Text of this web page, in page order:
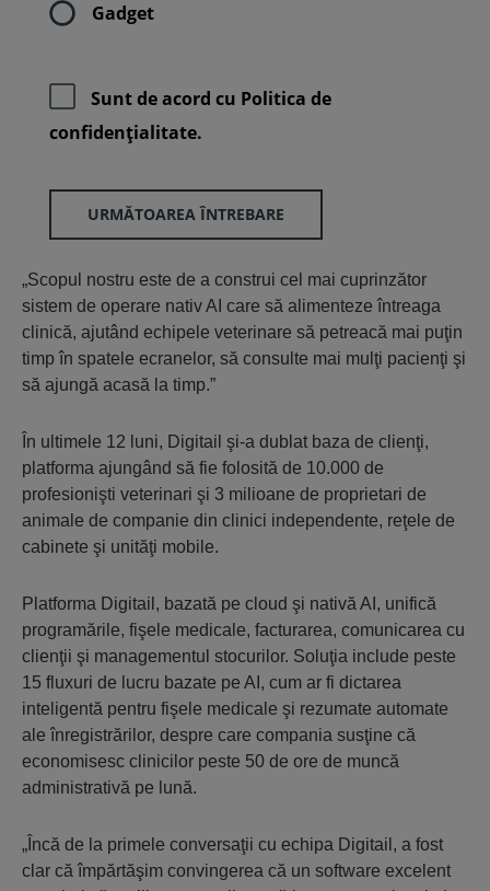
Gadget
Sunt de acord cu Politica de
confidenţialitate.
URMĂTOAREA ÎNTREBARE
„Scopul nostru este de a construi cel mai cuprinzător
sistem de operare nativ AI care să alimenteze întreaga
clinică, ajutând echipele veterinare să petreacă mai puţin
timp în spatele ecranelor, să consulte mai mulţi pacienţi şi
să ajungă acasă la timp.”
În ultimele 12 luni, Digitail şi-a dublat baza de clienţi,
platforma ajungând să fie folosită de 10.000 de
profesionişti veterinari şi 3 milioane de proprietari de
animale de companie din clinici independente, reţele de
cabinete şi unităţi mobile.
Platforma Digitail, bazată pe cloud şi nativă AI, unifică
programările, fişele medicale, facturarea, comunicarea cu
clienţii şi managementul stocurilor. Soluţia include peste
15 fluxuri de lucru bazate pe AI, cum ar fi dictarea
inteligentă pentru fişele medicale şi rezumate automate
ale înregistrărilor, despre care compania susţine că
economisesc clinicilor peste 50 de ore de muncă
administrativă pe lună.
„Încă de la primele conversaţii cu echipa Digitail, a fost
clar că împărtăşim convingerea că un software excelent